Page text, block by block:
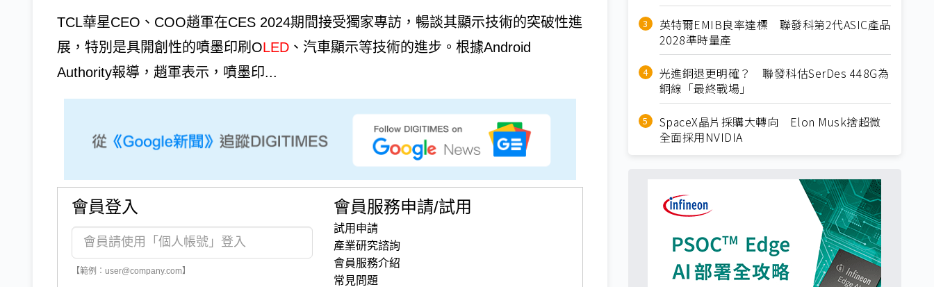
TCL華星CEO、COO趙軍在CES 2024期間接受獨家專訪，暢談其顯示技術的突破性進
展，特別是具開創性的噴墨印刷OLED 、汽車顯示等技術的進步。根據Android
Authority報導，趙軍表示，噴墨印...
會員登入
【範例：user@company.com】
會員服務申請/試用
試用申請
產業研究諮詢
會員服務介紹
常見問題
英特爾EMIB良率達標 聯發科第2代ASIC產品
2028準時量產
光進銅退更明確？ 聯發科估SerDes 448G為
銅線「最終戰場」
SpaceX晶片採購大轉向 Elon Musk捨超微
全面採用NVIDIA